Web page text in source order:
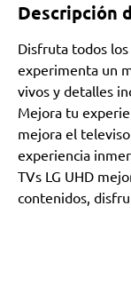
Descripción
Disfruta todos los
experimenta un
vivos y detalles
Mejora tu
mejora el
experiencia
TVs LG UHD
contenidos,